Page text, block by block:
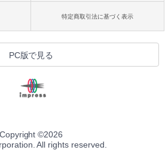
特定商取引法に基づく表示
PC版で見る
Copyright ©2026
All rights reserved.